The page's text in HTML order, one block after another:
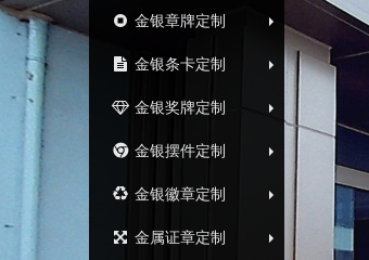
金银章牌定制
金银条卡定制
金银奖牌定制
金银摆件定制
金银徽章定制
金属证章定制